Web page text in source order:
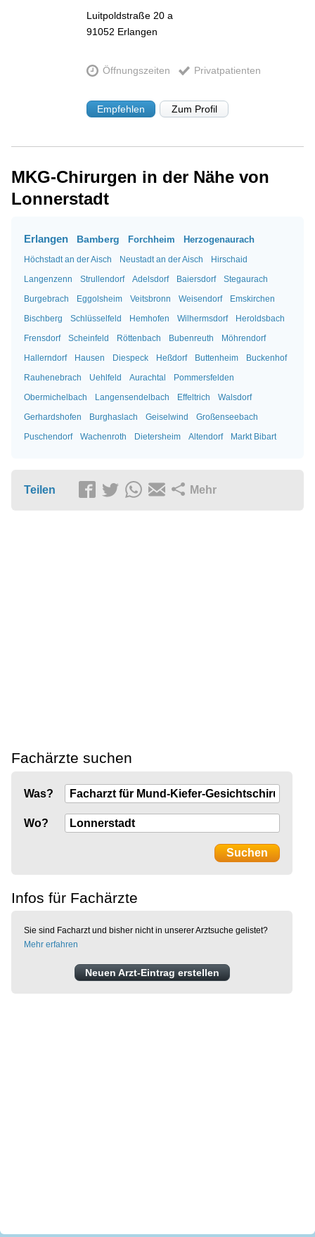
Luitpoldstraße 20 a
91052 Erlangen
Öffnungszeiten Privatpatienten
Empfehlen Zum Profil
MKG-Chirurgen in der Nähe von
Lonnerstadt
Erlangen Bamberg Forchheim Herzogenaurach
Höchstadt an der Aisch Neustadt an der Aisch
Hirschaid
Langenzenn
Strullendorf Adelsdorf Baiersdorf
Stegaurach
Burgebrach
Eggolsheim Veitsbronn Weisendorf
Emskirchen
Bischberg
Schlüsselfeld Hemhofen Wilhermsdorf
Heroldsbach
Frensdorf
Scheinfeld Röttenbach Bubenreuth
Möhrendorf
Hallerndorf
Hausen Diespeck Heßdorf Buttenheim
Buckenhof
Rauhenebrach
Uehlfeld Aurachtal
Pommersfelden
Obermichelbach
Langensendelbach Effeltrich
Walsdorf
Gerhardshofen
Burghaslach Geiselwind
Großenseebach
Puschendorf
Wachenroth Dietersheim Altendorf Markt Bibart
Teilen Mehr
Fachärzte suchen
Was?
Wo?
Infos für Fachärzte
Sie sind Facharzt und bisher nicht in unserer Arztsuche gelistet?
Mehr erfahren
Neuen Arzt-Eintrag erstellen